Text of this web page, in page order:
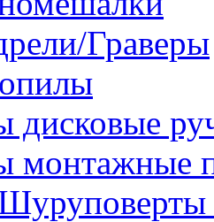
Граверы
дисковые
монтажные